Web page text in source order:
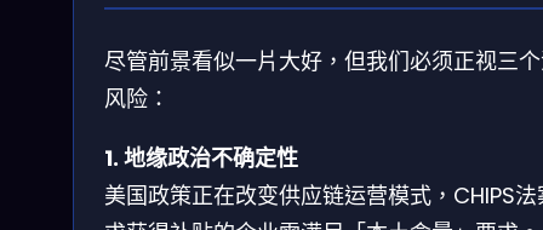
尽管前景看似一片大好，但我们必须正视三
风险：
1. 地缘政治不确定性
美国政策正在改变供应链运营模式，CHIPS